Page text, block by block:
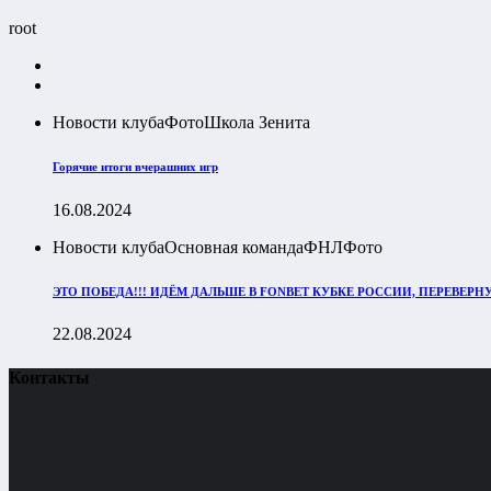
root
Новости клубаФотоШкола Зенита
Горячие итоги вчерашних игр
16.08.2024
Новости клубаОсновная командаФНЛФото
ЭТО ПОБЕДА!!! ИДЁМ ДАЛЬШЕ В FONBET КУБКЕ РОССИИ,
22.08.2024
Контакты